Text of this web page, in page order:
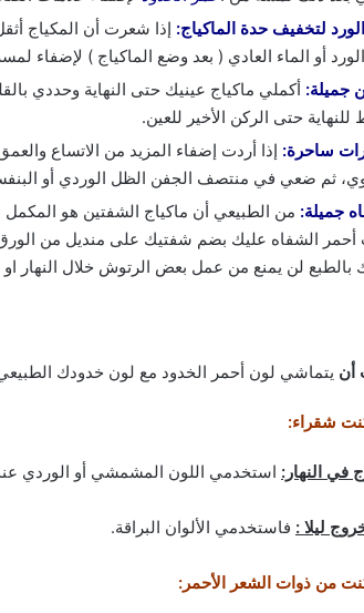
لتخفيف حدة الماكياج: إذا شعرت أن المكياج
أو الماء العادي ( بعد وضع الماكياج ) لإضفاء
جميلة:
للنهاية حتى الركن الأخير للعين.
ساحرة: إذا أردت إضفاء المزيد من الاتساع
ثم ضعي في منتصف الجفن الظل الوردي أو
جميلة: من الطبيعي أن ماكياج الشفتين هو
أحمر الشفاه عليك بضم شفتيك على منديل من
بالطبع لن يمنع من عمل بعض الرتوش خلال النهار
أن يتماشي لون أحمر الخدود مع لون خدودك
شقراء:
في النهار: استخدمي اللون المشمشي أو الوردي
ليلا : فاستخدمي الألوان البراقة.
من ذوات الشعر الأحمر: